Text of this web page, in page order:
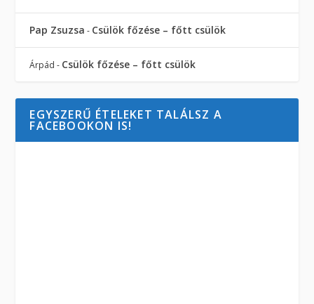
Pap Zsuzsa - Csülök főzése – főtt csülök
Árpád - Csülök főzése – főtt csülök
EGYSZERŰ ÉTELEKET TALÁLSZ A
FACEBOOKON IS!